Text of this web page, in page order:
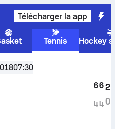
Télécharger la app
Tennis
Hockey
,Qualification
07:30
6
4
6
4
2
0